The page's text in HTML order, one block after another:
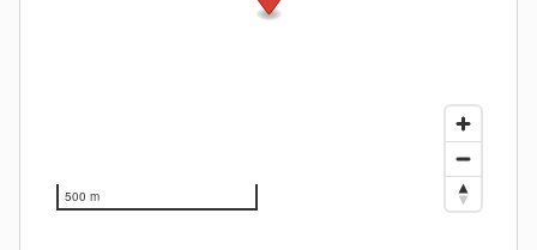
500 m